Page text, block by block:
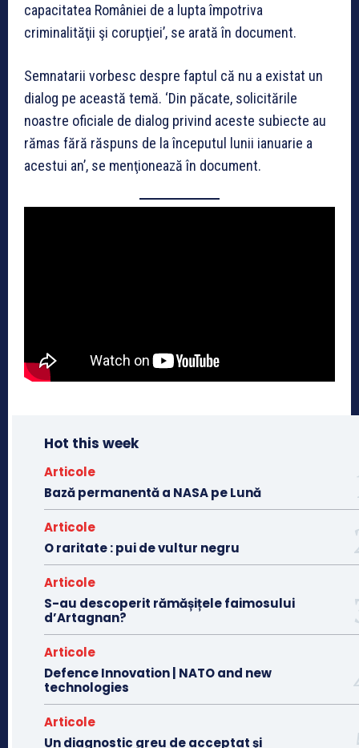
capacitatea României de a lupta împotriva
criminalităţii şi corupţiei’, se arată în document.
Semnatarii vorbesc despre faptul că nu a existat un
dialog pe această temă. ‘Din păcate, solicitările
noastre oficiale de dialog privind aceste subiecte au
rămas fără răspuns de la începutul lunii ianuarie a
acestui an’, se menţionează în document.
Hot this week
Articole
Bază permanentă a NASA pe Lună
Articole
O raritate : pui de vultur negru
Articole
S-au descoperit rămășițele faimosului
d’Artagnan?
Articole
Defence Innovation | NATO and new
technologies
Articole
Un diagnostic greu de acceptat și